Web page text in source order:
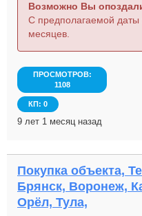
Возможно Вы
С предполагаемой
месяцев.
ПРОСМОТРОВ:
1108
КП: 0
9 лет 1 месяц назад
Покупка объекта,
Брянск, Воронеж,
Орёл, Тула,